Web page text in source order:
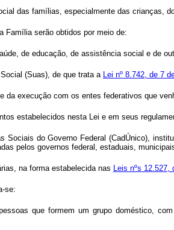
das famílias, especialmente das crianças,
Família serão obtidos por meio de:
de educação, de assistência social e de
(Suas), de que trata a Lei nº 8.742, de 7
da execução com os entes federativos que
estabelecidos nesta Lei e em seus
Sociais do Governo Federal (CadÚnico),
pelos governos federal, estaduais,
na forma estabelecida nas Leis nºs 12.527,
se:
que formem um grupo doméstico,